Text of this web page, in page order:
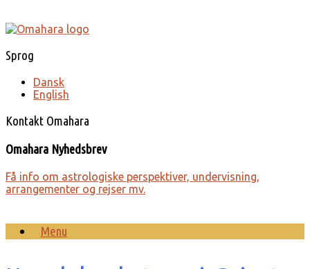
til
indhold
Sprog
Dansk
English
Kontakt Omahara
Omahara Nyhedsbrev
Få info om astro­lo­giske perspek­tiver, under­visning,
arrange­menter og rejser mv.
Menu